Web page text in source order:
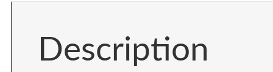
Description